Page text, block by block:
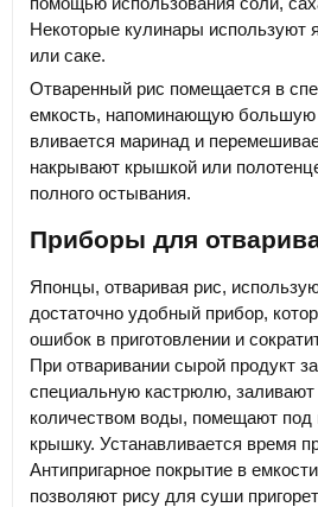
Некоторые кулинары используют
или саке.
Отваренный рис помещается в
емкость, напоминающую большую
вливается маринад и
накрывают крышкой или
полного остывания.
Приборы для
Японцы, отваривая рис,
достаточно удобный прибор,
ошибок в приготовлении и
При отваривании сырой продукт
специальную кастрюлю,
количеством воды, помещают под
крышку. Устанавливается время
Антипригарное покрытие в
позволяют рису для суши